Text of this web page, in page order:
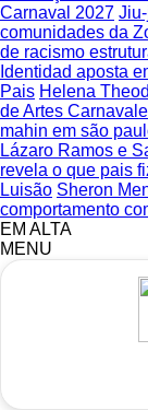
Carnaval 2027
comunidades da
de racismo
Identidad aposta
Pais Helena
de Artes
mahin em são
Lázaro Ramos e
revela o que pais
Luisão Sheron
comportamento
EM ALTA
MENU